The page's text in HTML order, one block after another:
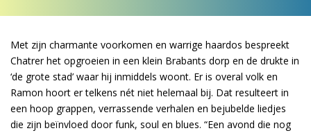
Met zijn charmante voorkomen en warrige haardos bespreekt
Chatrer het opgroeien in een klein Brabants dorp en de drukte in
‘de grote stad’ waar hij inmiddels woont. Er is overal volk en
Ramon hoort er telkens nét niet helemaal bij. Dat resulteert in
een hoop grappen, verrassende verhalen en bejubelde liedjes
die zijn beïnvloed door funk, soul en blues. “Een avond die nog